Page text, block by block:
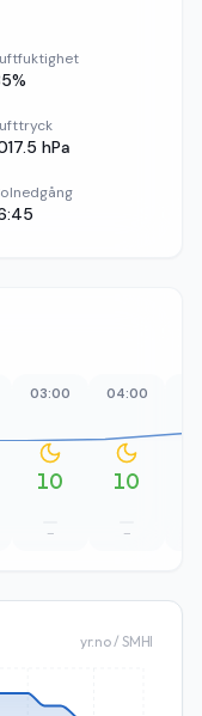
hPa
03:00
10
–
04:00
10
–
yr.no / SMHI